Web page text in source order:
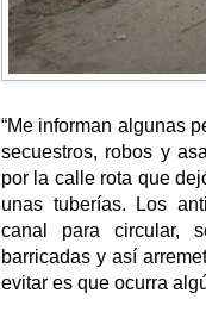
“Me informan algunas
secuestros, robos y
por la calle rota que
unas tuberías. Los
canal para circular,
barricadas y así
evitar es que ocurra